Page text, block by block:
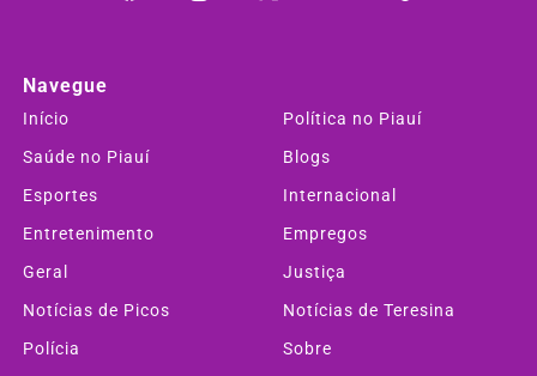
Navegue
Início
Política no Piauí
Saúde no Piauí
Blogs
Esportes
Internacional
Entretenimento
Empregos
Geral
Justiça
Notícias de Picos
Notícias de Teresina
Polícia
Sobre